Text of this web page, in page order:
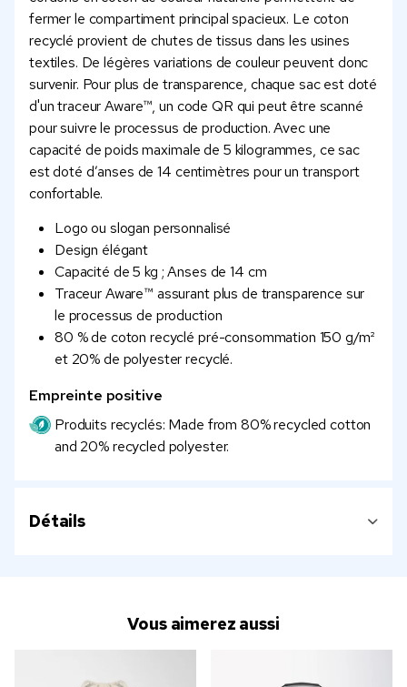
fermer le compartiment principal spacieux. Le coton
recyclé provient de chutes de tissus dans les usines
textiles. De légères variations de couleur peuvent donc
survenir. Pour plus de transparence, chaque sac est doté
d'un traceur Aware™, un code QR qui peut être scanné
pour suivre le processus de production. Avec une
capacité de poids maximale de 5 kilogrammes, ce sac
est doté d’anses de 14 centimètres pour un transport
confortable.
Logo ou slogan personnalisé
Design élégant
Capacité de 5 kg ; Anses de 14 cm
Traceur Aware™ assurant plus de transparence sur
le processus de production
80 % de coton recyclé pré-consommation 150 g/m²
et 20% de polyester recyclé.
Empreinte positive
Produits recyclés: Made from 80% recycled cotton
and 20% recycled polyester.
Détails
Vous aimerez aussi